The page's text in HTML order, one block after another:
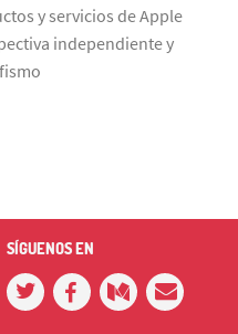
y servicios de Apple
independiente y
SÍGUENOS EN